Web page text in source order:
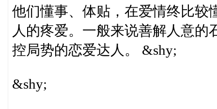
他们懂事、体贴，在爱情终比较
人的疼爱。一般来说善解人意
控局势的恋爱达人。 &shy;
&shy;